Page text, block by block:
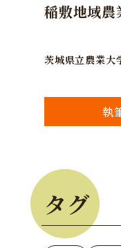
稲敷地域農
茨城県立農業
執
タグ